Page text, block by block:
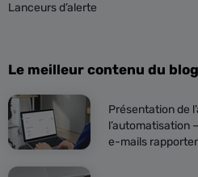
Lanceurs d’alerte
Le meilleur contenu du blog
Présentation de
l’automatisation
e-mails